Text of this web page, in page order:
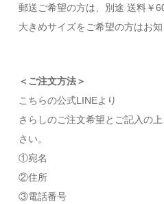
郵送ご希望の方は、別途 送料￥
大きめサイズをご希望の方はお知
＜ご注文方法＞
こちらの公式LINEより
さらしのご注文希望とご記入の
さい。
①宛名
②住所
③電話番号